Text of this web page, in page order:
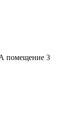
помещение 3